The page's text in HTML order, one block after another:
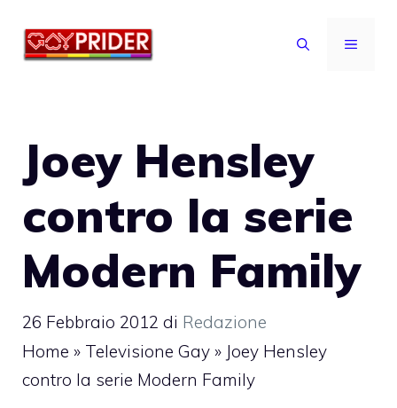
MENU
Joey Hensley
contro la serie
Modern Family
26 Febbraio 2012 di Redazione
Home » Televisione Gay » Joey Hensley
contro la serie Modern Family